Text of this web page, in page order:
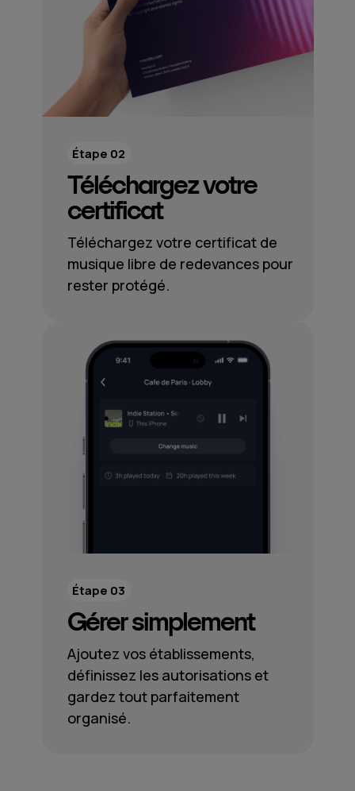
Téléchargez votre
certificat
Téléchargez votre certificat de
musique libre de redevances pour
rester protégé.
Étape 02
Gérer simplement
Ajoutez vos établissements,
définissez les autorisations et
gardez tout parfaitement
organisé.
Étape 03